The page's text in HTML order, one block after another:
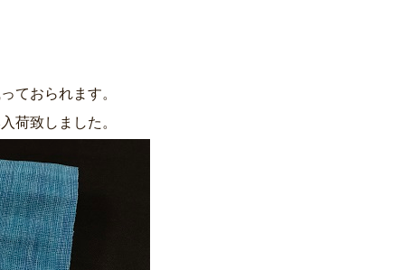
ておられます。
荷致しました。